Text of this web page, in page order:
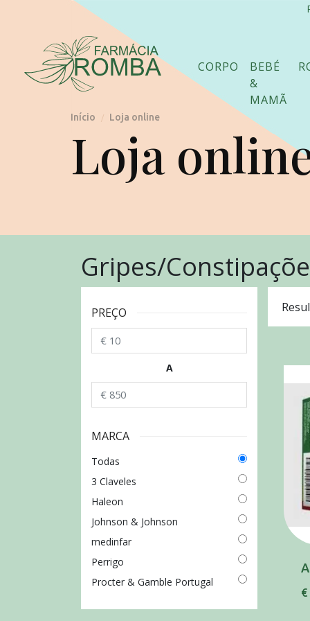
CORPO
BEBÉ
&
MAMÃ
Início / Loja online
Loja
Gripes/
PREÇO
A
MARCA
Todas
3 Claveles
Haleon
Johnson & Johnson
medinfar
Perrigo
Procter & Gamble Portugal
€